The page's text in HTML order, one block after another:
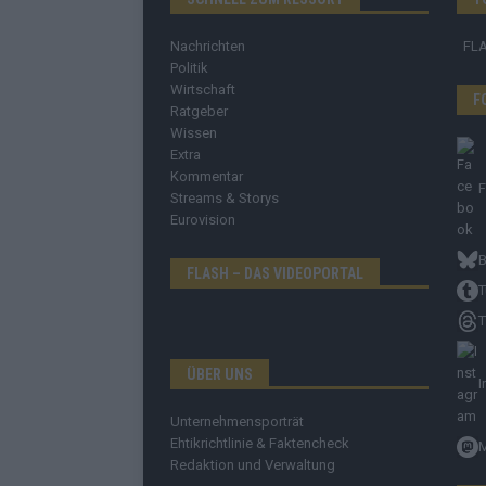
Nachrichten
Politik
Wirtschaft
Ratgeber
Wissen
Extra
Kommentar
Streams & Storys
Eurovision
FLASH – DAS VIDEOPORTAL
ÜBER UNS
Unternehmensporträt
Ehtikrichtlinie & Faktencheck
Redaktion und Verwaltung